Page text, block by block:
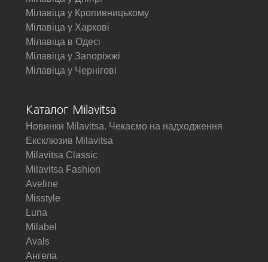
Мілавіца у Кропивницькому
Мілавіца у Харкові
Мілавіца в Одесі
Мілавіца у Запоріжжі
Мілавіца у Чернігові
Каталог Milavitsa
Новинки Milavitsa. Чекаємо на надходження
Ексклюзив Milavitsa
Milavitsa Classic
Milavitsa Fashion
Aveline
Misstyle
Luna
Milabel
Avals
Ангела